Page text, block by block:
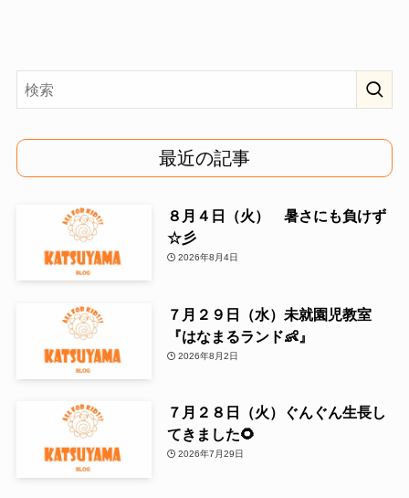
最近の記事
８月４日（火） 暑さにも負けず
☆彡
2026年8月4日
７月２９日（水）未就園児教室
『はなまるランド👶』
2026年8月2日
７月２８日（火）ぐんぐん生長し
てきました🌻
2026年7月29日